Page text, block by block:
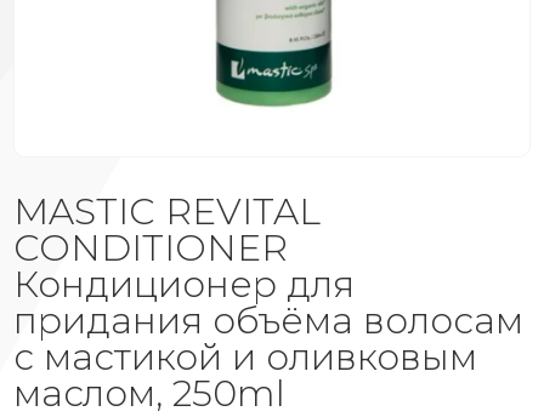
MASTIC REVITAL
CONDITIONER
Кондиционер для
придания объёма волосам
с мастикой и оливковым
маслом, 250ml